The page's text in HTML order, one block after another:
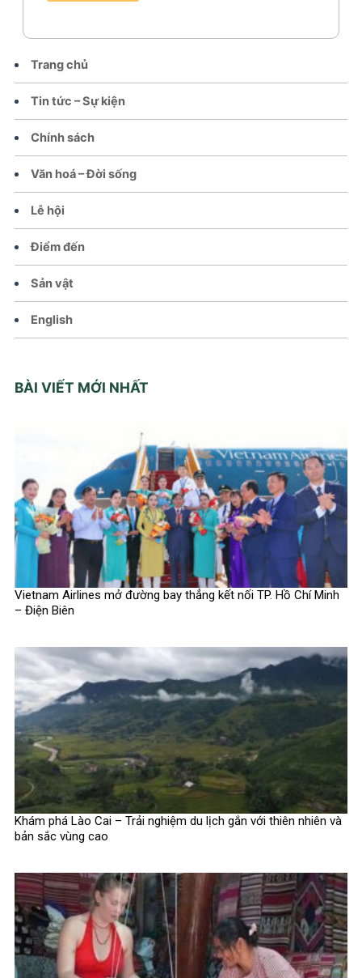
Trang chủ
Tin tức – Sự kiện
Chính sách
Văn hoá – Đời sống
Lễ hội
Điểm đến
Sản vật
English
BÀI VIẾT MỚI NHẤT
Vietnam Airlines mở đường bay thẳng kết nối TP. Hồ Chí Minh
– Điện Biên
Khám phá Lào Cai – Trải nghiệm du lịch gắn với thiên nhiên và
bản sắc vùng cao